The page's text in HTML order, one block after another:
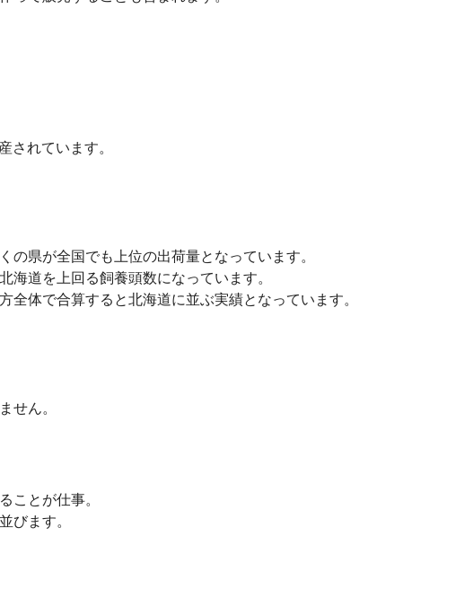
れています。
県が全国でも上位の出荷量となっています。
道を上回る飼養頭数になっています。
体で合算すると北海道に並ぶ実績となっています。
せん。
とが仕事。
ます。